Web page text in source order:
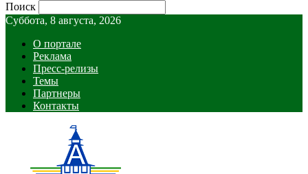
Поиск
Суббота, 8 августа, 2026
О портале
Реклама
Пресс-релизы
Темы
Партнеры
Контакты